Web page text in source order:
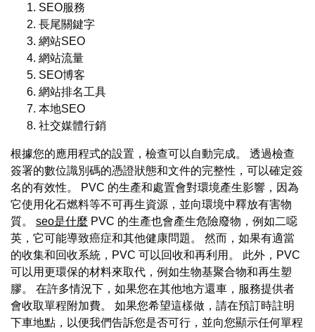
SEO服務
長尾關鍵字
網站SEO
網站流量
SEO博客
網站排名工具
本地SEO
社交媒體行銷
根據您的應用程式的設置，檢查可以自動完成。 透過檢查
簽署的數位識別碼的憑證狀態和文件的完整性，可以確定簽
名的有效性。 PVC 的生產和處置會對環境產生影響，因為
它使用化石燃料等不可再生資源，並向環境中釋放有害物
質。 seo是什麼 PVC 的生產也會產生危險廢物，例如二噁
英，它可能導致癌症和其他健康問題。 然而，如果有適當
的收集和回收系統，PVC 可以回收和再利用。 此外，PVC
可以用更環保的材料來取代，例如生物基聚合物和再生塑
膠。 在許多情況下，如果您在其他地方還車，服務提供者
會收取單程附加費。 如果您希望這樣做，請在預訂時註明
下車地點，以便我們告訴您是否可行，並向您顯示任何單程